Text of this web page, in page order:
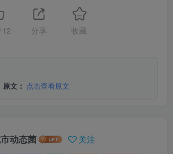
12 分享 收藏
原文： 点击查看原文
动态菌 关注